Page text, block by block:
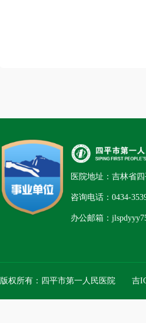
医院地址：吉林省
咨询电话：0434-
办公邮箱：
版权所有：四平市第一人民医院 吉